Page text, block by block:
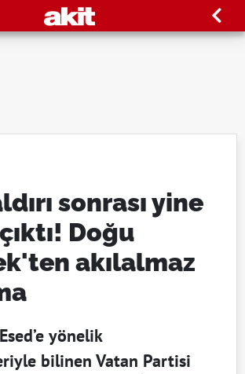
sonrası yine
Doğu
akılalmaz
yönelik
bilinen Vatan Partisi